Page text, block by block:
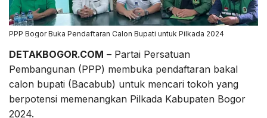
PPP Bogor Buka Pendaftaran Calon Bupati untuk Pilkada 2024
DETAKBOGOR.COM – Partai Persatuan
Pembangunan (PPP) membuka pendaftaran bakal
calon bupati (Bacabub) untuk mencari tokoh yang
berpotensi memenangkan Pilkada Kabupaten Bogor
2024.